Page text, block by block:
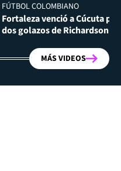
FÚTBOL COLOMBIANO
Fortaleza venció a Cúcuta por
dos golazos de Richardson
MÁS VIDEOS